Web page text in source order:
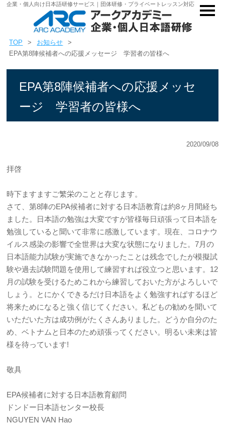
企業・個人向け日本語研修サービス｜団体研修・プライベートレッスン対応
TOP
お知らせ
EPA第8陣候補者への応援メッセージ 学習者の皆様へ
EPA第8陣候補者への応援メッセ
ージ 学習者の皆様へ
2020/09/08
拝啓
時下ますますご繁栄のことと存じます。
さて、第8陣のEPA候補者に対する日本語教育は約8ヶ月間経ち
ました。日本語の勉強は大変ですが皆様毎日頑張って日本語を
勉強していると聞いて非常に感激しています。現在、コロナウ
イルス感染の影響で全世界は大変な状態になりました。7月の
日本語能力試験が実施できなかったことは残念でしたが模擬試
験や過去試験問題を使用して練習すれば役立つと思います。12
月の試験を受けるためこれから練習しておいた方がよろしいで
しょう。とにかくできるだけ日本語をよく勉強すればするほど
将来ためになると強く信じてください。私どもの勧めを聞いて
いただいた方は成功例がたくさんありました。どうか自分のた
め、ベトナムと日本のため頑張ってください。明るい未来は皆
様を待っています!
敬具
EPA候補者に対する日本語教育顧問
ドンドー日本語センター校長
NGUYEN VAN Hao